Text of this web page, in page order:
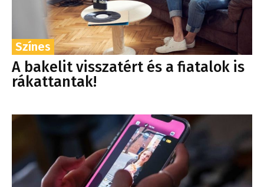
Színes
A bakelit visszatért és a fiatalok is
rákattantak!